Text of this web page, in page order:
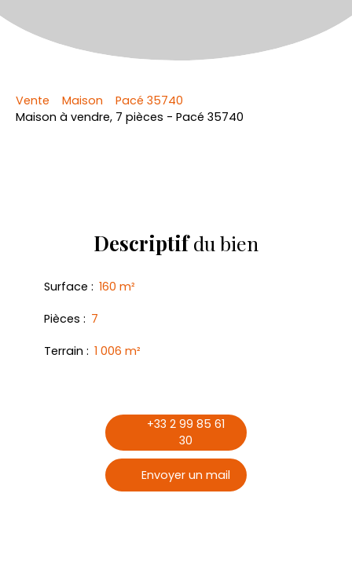
Vente Maison
Pacé 35740
Maison à vendre, 7 pièces - Pacé 35740
Descriptifdu bien
Surface : 160 m²
Pièces : 7
Terrain : 1 006 m²
+33 2 99 85 61
30
Envoyer un mail